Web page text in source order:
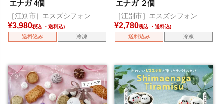
エナガ 4個
［江別市］エスズシフォン
¥3,980税込
送料込み 冷凍
エナガ ２個
［江別市］エスズシフォン
¥2,780税込
送料込み 冷凍